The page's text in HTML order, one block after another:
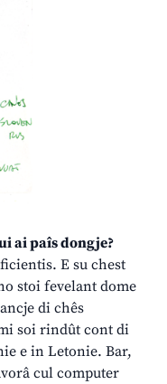
ai paîs dongje?
E su chest
stoi fevelant dome
di chês
soi rindût cont di
e in Letonie. Bar,
cul computer